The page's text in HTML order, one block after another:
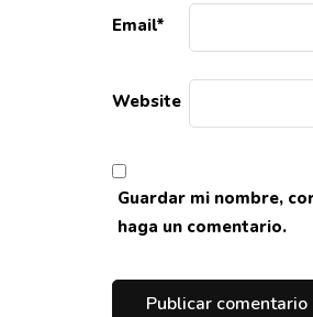
Email*
Website
Guardar mi nombre,
haga un comentario.